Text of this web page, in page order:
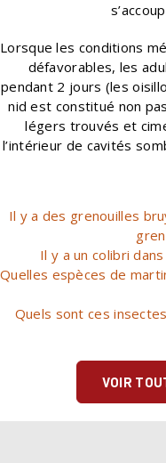
Lorsque les conditions
défavorables, les
pendant 2 jours (les
nid est constitué non
légers trouvés et
l’intérieur de cavités
Il y a des grenouilles
Il y a un colibri
Quelles espèces de
Quels sont ces
VOIR